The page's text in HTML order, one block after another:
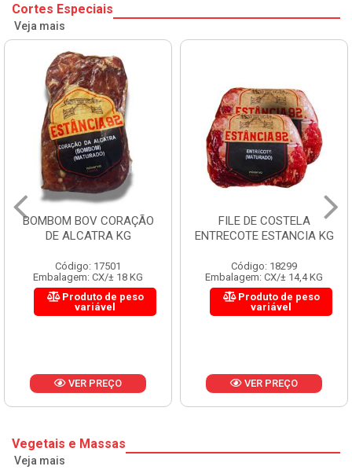
Cortes Especiais
Veja mais
BOMBOM BOV CORAÇÃO
DE ALCATRA KG
Código: 17501
Embalagem: CX/± 18 KG
Produto de peso
variável
VER PREÇO
FILE DE COSTELA
ENTRECOTE ESTANCIA KG
Código: 18299
Embalagem: CX/± 14,4 KG
Produto de peso
variável
VER PREÇO
Vegetais e Massas
Veja mais